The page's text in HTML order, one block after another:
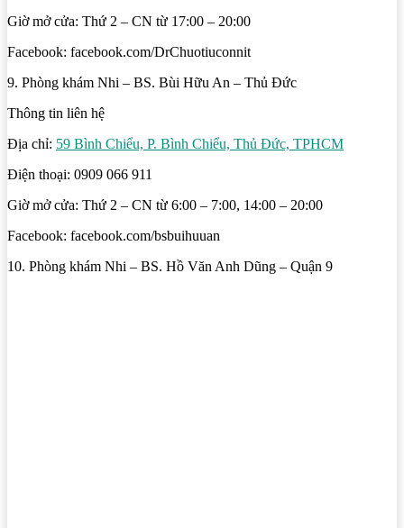
Giờ mở cửa: Thứ 2 – CN từ 17:00 – 20:00
Facebook: facebook.com/DrChuotiuconnit
9. Phòng khám Nhi – BS. Bùi Hữu An – Thủ Đức
Thông tin liên hệ
Địa chỉ: 59 Bình Chiểu, P. Bình Chiểu, Thủ Đức, TPHCM
Điện thoại: 0909 066 911
Giờ mở cửa: Thứ 2 – CN từ 6:00 – 7:00, 14:00 – 20:00
Facebook: facebook.com/bsbuihuuan
10. Phòng khám Nhi – BS. Hồ Văn Anh Dũng – Quận 9